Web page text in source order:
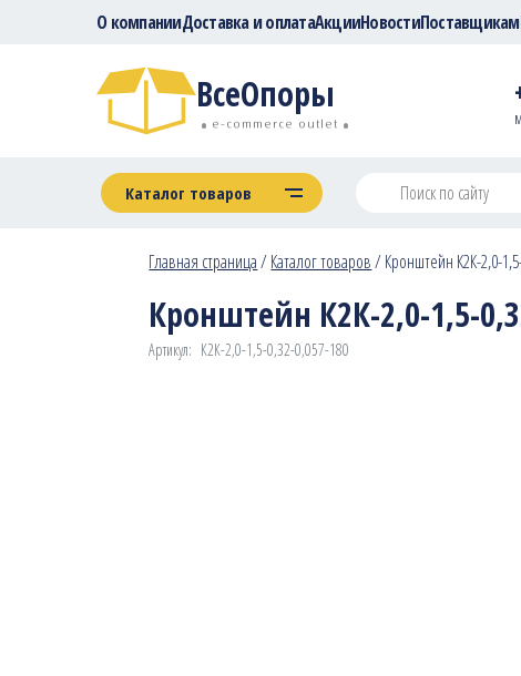
О компанииДоставка и оплатаАкцииНовостиПоставщикам
ВсеОпоры
e-commerce outlet
Каталог товаров
Главная страница/Каталог товаров/Кронштейн К2К-2,0-
Кронштейн К2К-2,0-1,5-
Артикул: К2К-2,0-1,5-0,32-0,057-180